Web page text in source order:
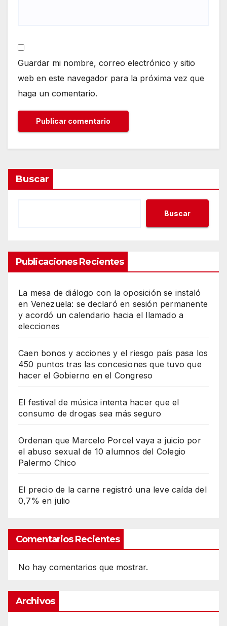
Guardar mi nombre, correo electrónico y sitio
web en este navegador para la próxima vez que
haga un comentario.
Buscar
Buscar
Publicaciones Recientes
La mesa de diálogo con la oposición se instaló
en Venezuela: se declaró en sesión permanente
y acordó un calendario hacia el llamado a
elecciones
Caen bonos y acciones y el riesgo país pasa los
450 puntos tras las concesiones que tuvo que
hacer el Gobierno en el Congreso
El festival de música intenta hacer que el
consumo de drogas sea más seguro
Ordenan que Marcelo Porcel vaya a juicio por
el abuso sexual de 10 alumnos del Colegio
Palermo Chico
El precio de la carne registró una leve caída del
0,7% en julio
Comentarios Recientes
No hay comentarios que mostrar.
Archivos